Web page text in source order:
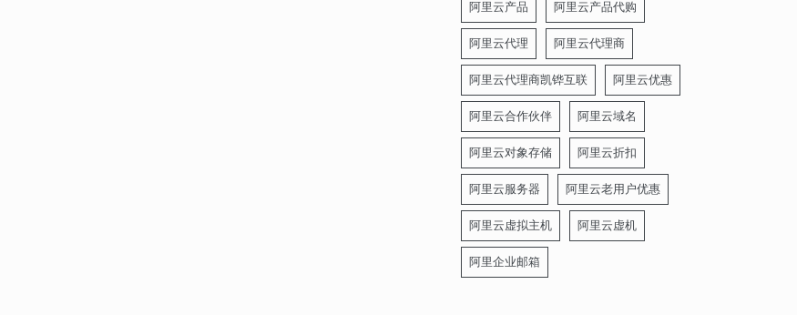
阿里云产品 阿里云产品代购
阿里云代理 阿里云代理商
阿里云代理商凯铧互联 阿里云优惠
阿里云合作伙伴 阿里云域名
阿里云对象存储 阿里云折扣
阿里云服务器 阿里云老用户优惠
阿里云虚拟主机 阿里云虚机
阿里企业邮箱